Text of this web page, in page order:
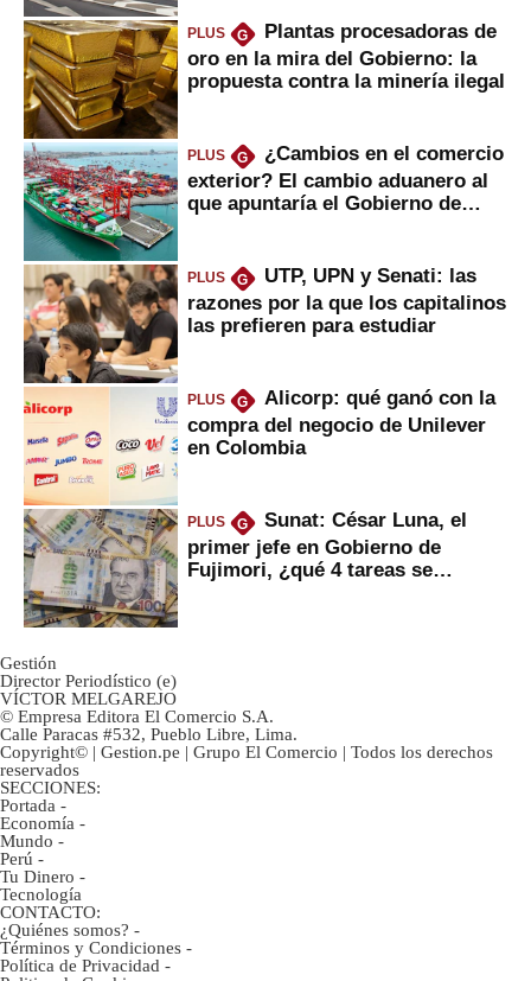
PLUS G
Plantas procesadoras de
oro en la mira del Gobierno: la
propuesta contra la minería ilegal
PLUS G
¿Cambios en el comercio
exterior? El cambio aduanero al
que apuntaría el Gobierno de
PLUS G
UTP, UPN y Senati: las
razones por la que los capitalinos
las prefieren para estudiar
PLUS G
Alicorp: qué ganó con la
compra del negocio de Unilever
en Colombia
PLUS G
Sunat: César Luna, el
primer jefe en Gobierno de
Fujimori, ¿qué 4 tareas se
Gestión
Director Periodístico (e)
VÍCTOR MELGAREJO
© Empresa Editora El Comercio S.A.
Calle Paracas #532, Pueblo Libre, Lima.
Copyright© | Gestion.pe | Grupo El Comercio | Todos los derechos
reservados
SECCIONES:
Portada -
Economía -
Mundo -
Perú -
Tu Dinero -
Tecnología
CONTACTO:
¿Quiénes somos? -
Términos y Condiciones -
Política de Privacidad -